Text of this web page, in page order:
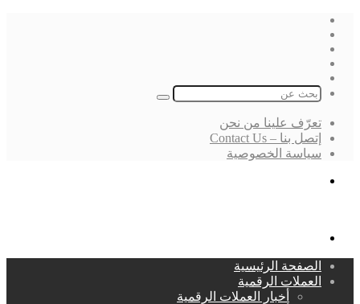
بحث
تعرّف علينا من نحن
إتصل بنا – Contact Us
سياسة الخصوصية
الصفحة الرئيسية
العملات الرقمية
أخبار العملات الرقمية